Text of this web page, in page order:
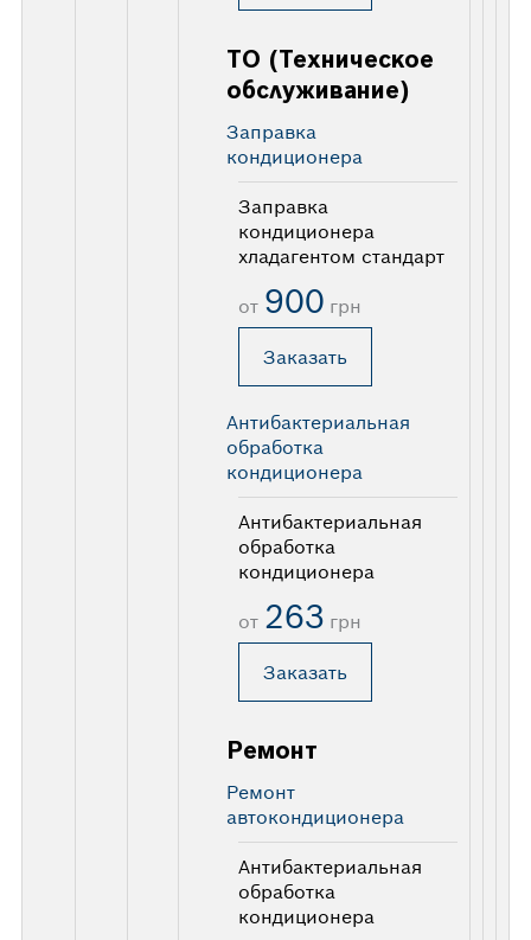
ТО (Техническое
обслуживание)
Заправка
кондиционера
Заправка
кондиционера
хладагентом стандарт
от 900 грн
Заказать
Антибактериальная
обработка
кондиционера
Антибактериальная
обработка
кондиционера
от 263 грн
Заказать
Ремонт
Ремонт
автокондиционера
Антибактериальная
обработка
кондиционера